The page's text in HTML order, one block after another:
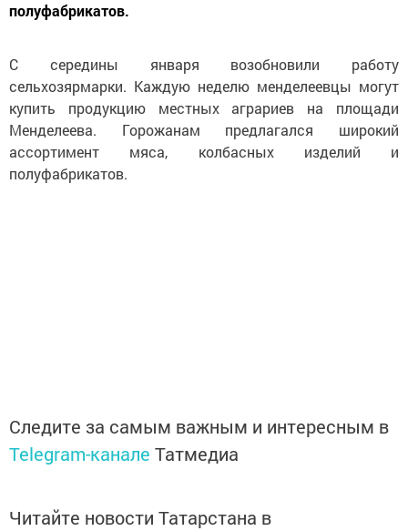
полуфабрикатов.
С середины января возобновили работу
сельхозярмарки. Каждую неделю менделеевцы могут
купить продукцию местных аграриев на площади
Менделеева. Горожанам предлагался широкий
ассортимент мяса, колбасных изделий и
полуфабрикатов.
Следите за самым важным и интересным в
Telegram-канале Татмедиа
Читайте новости Татарстана в